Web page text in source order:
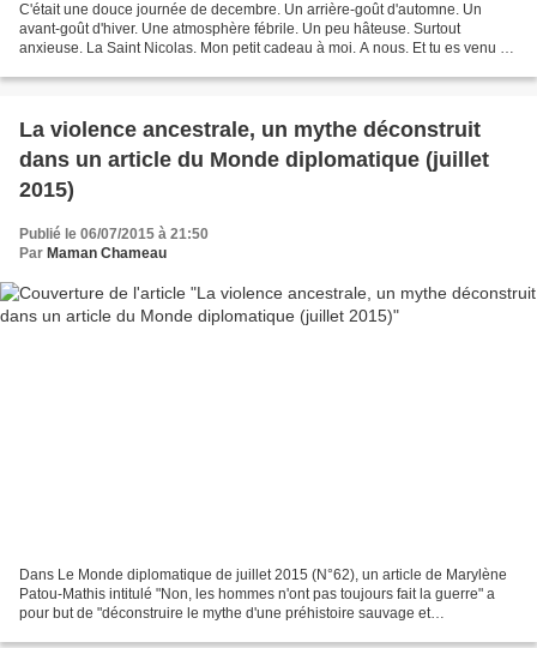
C'était une douce journée de decembre. Un arrière-goût d'automne. Un
avant-goût d'hiver. Une atmosphère fébrile. Un peu hâteuse. Surtout
anxieuse. La Saint Nicolas. Mon petit cadeau à moi. A nous. Et tu es venu au
La violence ancestrale, un mythe déconstruit
dans un article du Monde diplomatique (juillet
2015)
Publié le 06/07/2015 à 21:50
Par Maman Chameau
Dans Le Monde diplomatique de juillet 2015 (N°62), un article de Marylène
Patou-Mathis intitulé "Non, les hommes n'ont pas toujours fait la guerre" a
pour but de "déconstruire le mythe d'une préhistoire sauvage et